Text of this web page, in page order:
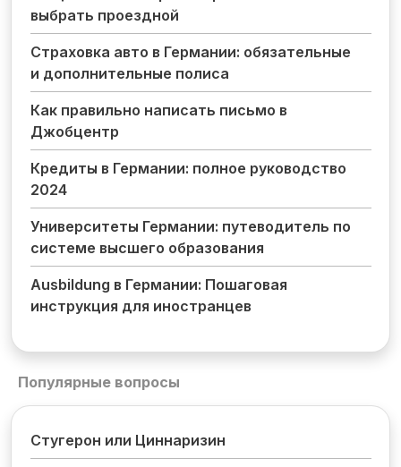
выбрать проездной
Страховка авто в Германии: обязательные
и дополнительные полиса
Как правильно написать письмо в
Джобцентр
Кредиты в Германии: полное руководство
2024
Университеты Германии: путеводитель по
системе высшего образования
Ausbildung в Германии: Пошаговая
инструкция для иностранцев
Популярные вопросы
Стугерон или Циннаризин